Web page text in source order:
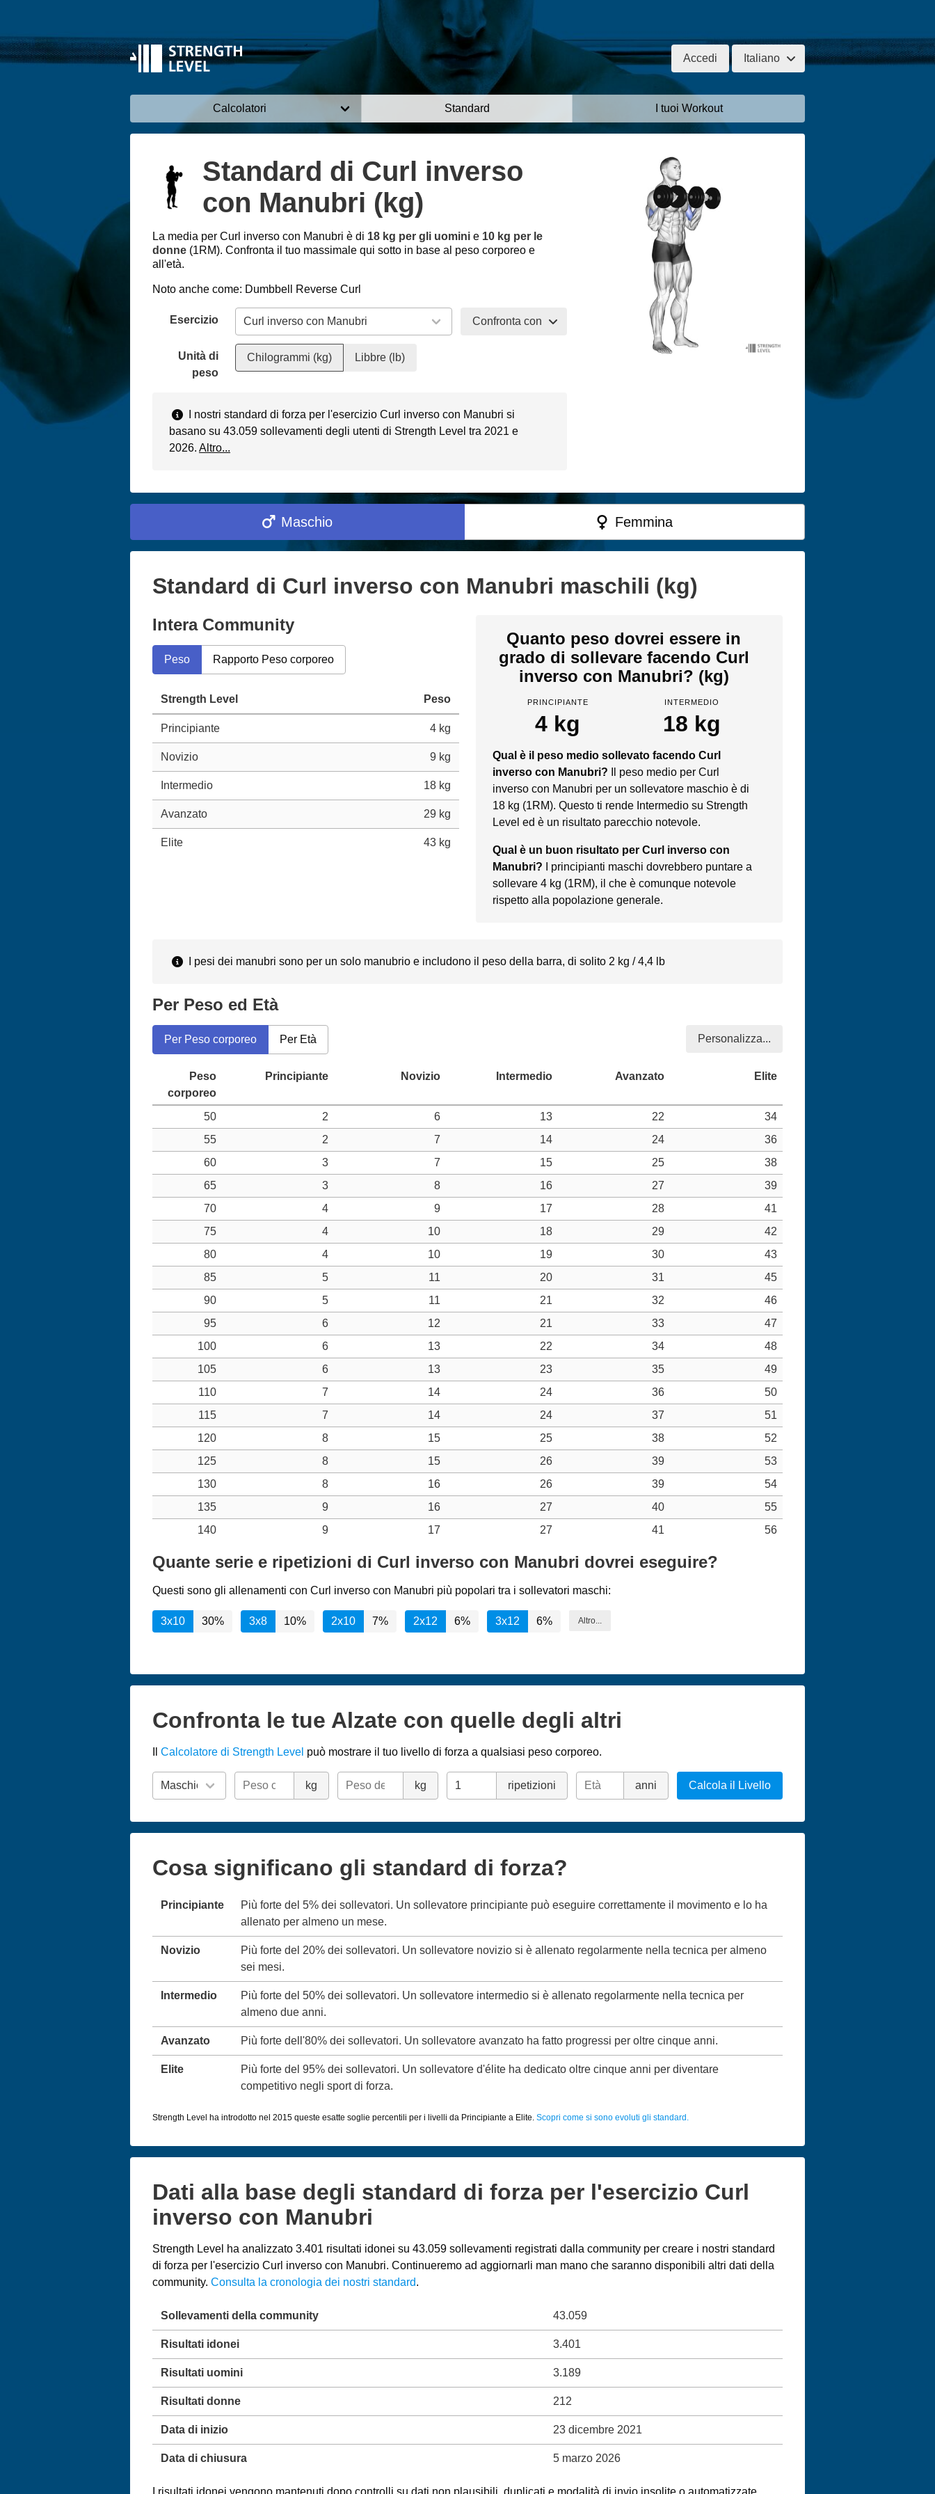
Accedi Italiano
Calcolatori Standard I tuoi Workout
Standard di Curl inverso
con Manubri (kg)
La media per Curl inverso con Manubri è di 18 kg per gli uomini e 10 kg per le
donne (1RM). Confronta il tuo massimale qui sotto in base al peso corporeo e
all'età.
Noto anche come: Dumbbell Reverse Curl
Esercizio Confronta con
Unità di
peso
Chilogrammi (kg) Libbre (lb)
I nostri standard di forza per l'esercizio Curl inverso con Manubri si
basano su 43.059 sollevamenti degli utenti di Strength Level tra 2021 e
2026. Altro...
Maschio Femmina
Standard di Curl inverso con Manubri maschili (kg)
Intera Community
Peso Rapporto Peso corporeo
Strength Level Peso
Principiante 4 kg
Novizio 9 kg
Intermedio 18 kg
Avanzato 29 kg
Elite 43 kg
Quanto peso dovrei essere in
grado di sollevare facendo Curl
inverso con Manubri? (kg)
PRINCIPIANTE
4 kg
INTERMEDIO
18 kg
Qual è il peso medio sollevato facendo Curl
inverso con Manubri?
Il peso medio per Curl
inverso con Manubri per un sollevatore maschio è di
18 kg (1RM). Questo ti rende Intermedio su Strength
Level ed è un risultato parecchio notevole.
Qual è un buon risultato per Curl inverso con
Manubri?
I principianti maschi dovrebbero puntare a
sollevare 4 kg (1RM), il che è comunque notevole
rispetto alla popolazione generale.
I pesi dei manubri sono per un solo manubrio e includono il peso della barra, di solito 2 kg / 4,4 lb
Per Peso ed Età
Per Peso corporeo Per Età Personalizza...
50 2 6 13 22
34
55
2 7 14 24
36
60
3 7 15 25
38
65
3 8 16 27
39
70
4 9 17 28
41
75
4 10 18 29
42
80
4 10 19 30
43
85
5 11 20 31
45
90
5 11 21 32
46
95
6 12 21 33
47
100
6 13 22 34
48
105
6 13 23 35
49
110
7 14 24 36
50
115
7 14 24 37
51
120
8 15 25 38
52
125
8 15 26 39
53
130
8 16 26 39
54
135
9 16 27 40
55
140
9 17 27 41 56
Quante serie e ripetizioni di Curl inverso con Manubri dovrei eseguire?
Questi sono gli allenamenti con Curl inverso con Manubri più popolari tra i sollevatori maschi:
3x10 30% 3x8 10% 2x10 7% 2x12 6% 3x12 6% Altro...
Confronta le tue Alzate con quelle degli altri
Calcolatore di Strength Level può mostrare il tuo livello di forza a qualsiasi peso corporeo.
kg kg ripetizioni anni Calcola il Livello
Cosa significano gli standard di forza?
Principiante
Più forte del 5% dei sollevatori. Un sollevatore principiante può eseguire correttamente il movimento e lo ha
allenato per almeno un mese.
Novizio
Più forte del 20% dei sollevatori. Un sollevatore novizio si è allenato regolarmente nella tecnica per almeno
sei mesi.
Intermedio
Più forte del 50% dei sollevatori. Un sollevatore intermedio si è allenato regolarmente nella tecnica per
almeno due anni.
Avanzato Più forte dell'80% dei sollevatori. Un sollevatore avanzato ha fatto progressi per oltre cinque anni.
Elite
Più forte del 95% dei sollevatori. Un sollevatore d'élite ha dedicato oltre cinque anni per diventare
competitivo negli sport di forza.
Strength Level ha introdotto nel 2015 queste esatte soglie percentili per i livelli da Principiante a Elite. Scopri come si sono evoluti gli standard.
Dati alla base degli standard di forza per l'esercizio Curl
inverso con Manubri
Strength Level ha analizzato 3.401 risultati idonei su 43.059 sollevamenti registrati dalla community per creare i nostri standard
di forza per l'esercizio Curl inverso con Manubri. Continueremo ad aggiornarli man mano che saranno disponibili altri dati della
community. Consulta la cronologia dei nostri standard.
Sollevamenti della community 43.059
Risultati idonei 3.401
Risultati uomini 3.189
Risultati donne 212
Data di inizio 23 dicembre 2021
Data di chiusura 5 marzo 2026
I risultati idonei vengono mantenuti dopo controlli su dati non plausibili, duplicati e modalità di invio insolite o automatizzate.